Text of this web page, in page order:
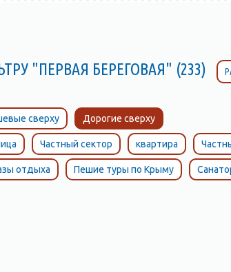
"ПЕРВАЯ БЕРЕГОВАЯ" (233)
сверху Дорогие сверху
Частный сектор квартира
отдыха Пешие туры по Крыму